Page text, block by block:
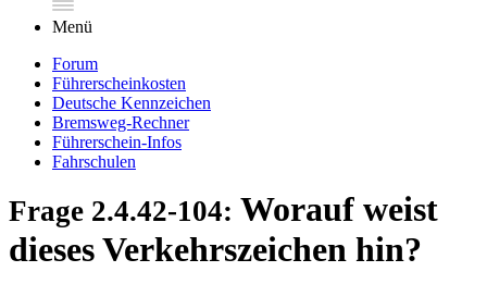
Menü
Forum
Führerscheinkosten
Deutsche Kennzeichen
Bremsweg-Rechner
Führerschein-Infos
Fahrschulen
Frage 2.4.42-104: Worauf weist
dieses Verkehrszeichen hin?